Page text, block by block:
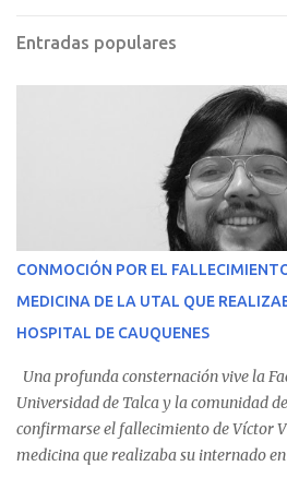
Entradas populares
CONMOCIÓN POR EL
MEDICINA DE LA UTAL QUE
HOSPITAL DE CAUQUENES
Una profunda consternación vive la
Universidad de Talca y la comunidad
confirmarse el fallecimiento de Víctor
medicina que realizaba su internado